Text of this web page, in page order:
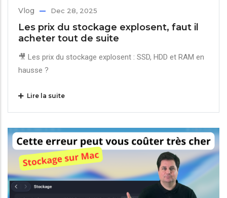
Vlog Dec 28, 2025
Les prix du stockage explosent, faut il
acheter tout de suite
🎥 Les prix du stockage explosent : SSD, HDD et RAM en
hausse ?
Lire la suite